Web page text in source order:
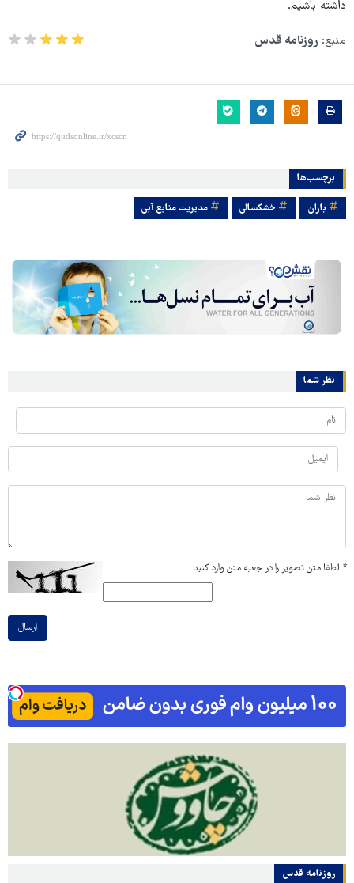
داشته باشیم.
منبع: روزنامه قدس
برچسب‌ها
باران خشکسالی مدیریت منابع آبی
نظر شما
* لطفا متن تصویر را در جعبه متن وارد کنید
ارسال
روزنامه قدس